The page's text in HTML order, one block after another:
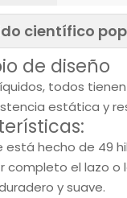
científico
de diseño
todos
estática y
está hecho de 49
completo el lazo
y suave.